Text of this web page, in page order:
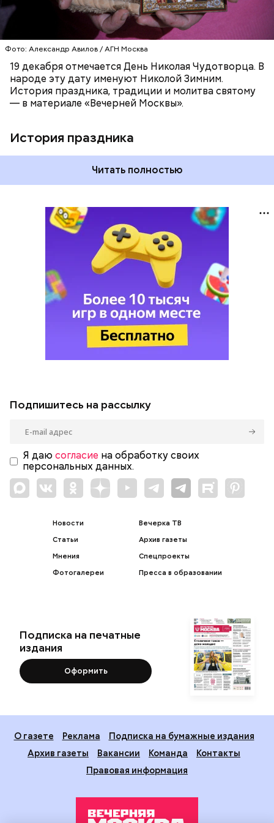
Фото: Александр Авилов / АГН Москва
19 декабря отмечается День Николая Чудотворца. В
народе эту дату именуют Николой Зимним.
История праздника, традиции и молитва святому
— в материале «Вечерней Москвы».
История праздника
Читать полностью
Подпишитесь на рассылку
Я даю согласие на обработку своих
персональных данных.
Новости
Статьи
Мнения
Фотогалереи
Вечерка ТВ
Архив газеты
Спецпроекты
Пресса в образовании
Подписка на печатные
издания
Оформить
О газете Реклама
Подписка на бумажные издания
Архив газеты
Вакансии Команда
Контакты
Правовая информация